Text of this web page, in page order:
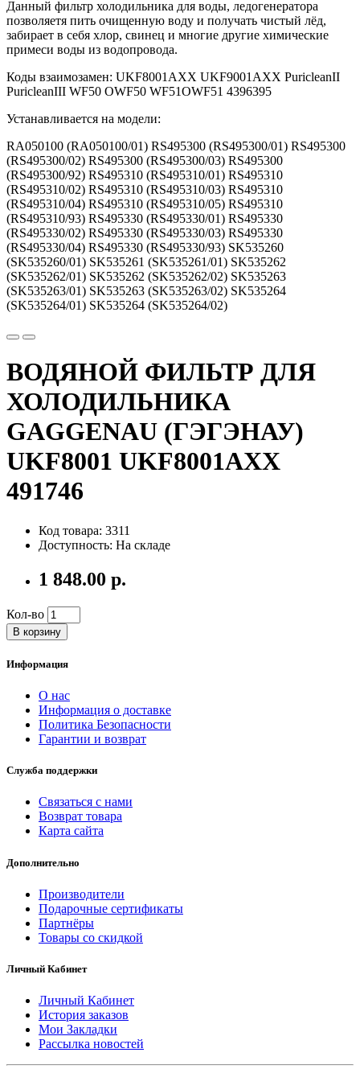
Данный фильтр холодильника для воды, ледогенератора
позволяетя пить очищенную воду и получать чистый лёд,
забирает в себя хлор, свинец и многие другие химические
примеси воды из водопровода.
Коды взаимозамен: UKF8001AXX UKF9001AXX PuricleanII
PuricleanIII WF50 OWF50 WF51OWF51 4396395
Устанавливается на модели:
RA050100 (RA050100/01) RS495300 (RS495300/01) RS495300
(RS495300/02) RS495300 (RS495300/03) RS495300
(RS495300/92) RS495310 (RS495310/01) RS495310
(RS495310/02) RS495310 (RS495310/03) RS495310
(RS495310/04) RS495310 (RS495310/05) RS495310
(RS495310/93) RS495330 (RS495330/01) RS495330
(RS495330/02) RS495330 (RS495330/03) RS495330
(RS495330/04) RS495330 (RS495330/93) SK535260
(SK535260/01) SK535261 (SK535261/01) SK535262
(SK535262/01) SK535262 (SK535262/02) SK535263
(SK535263/01) SK535263 (SK535263/02) SK535264
(SK535264/01) SK535264 (SK535264/02)
ВОДЯНОЙ ФИЛЬТР ДЛЯ
ХОЛОДИЛЬНИКА
GAGGENAU (ГЭГЭНАУ)
UKF8001 UKF8001AXX
491746
Код товара: 3311
Доступность: На складе
1 848.00 р.
Кол-во
В корзину
Информация
О нас
Информация о доставке
Политика Безопасности
Гарантии и возврат
Служба поддержки
Связаться с нами
Возврат товара
Карта сайта
Дополнительно
Производители
Подарочные сертификаты
Партнёры
Товары со скидкой
Личный Кабинет
Личный Кабинет
История заказов
Мои Закладки
Рассылка новостей